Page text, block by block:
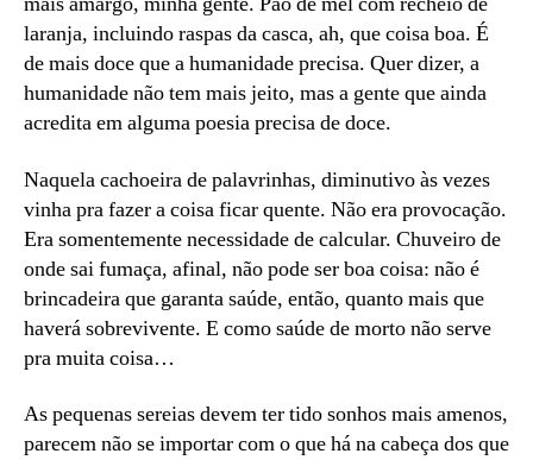
laranja, incluindo raspas da casca, ah, que coisa boa. É
de mais doce que a humanidade precisa. Quer dizer, a
humanidade não tem mais jeito, mas a gente que ainda
acredita em alguma poesia precisa de doce.
Naquela cachoeira de palavrinhas, diminutivo às vezes
vinha pra fazer a coisa ficar quente. Não era provocação.
Era somentemente necessidade de calcular. Chuveiro de
onde sai fumaça, afinal, não pode ser boa coisa: não é
brincadeira que garanta saúde, então, quanto mais que
haverá sobrevivente. E como saúde de morto não serve
pra muita coisa…
As pequenas sereias devem ter tido sonhos mais amenos,
parecem não se importar com o que há na cabeça dos que